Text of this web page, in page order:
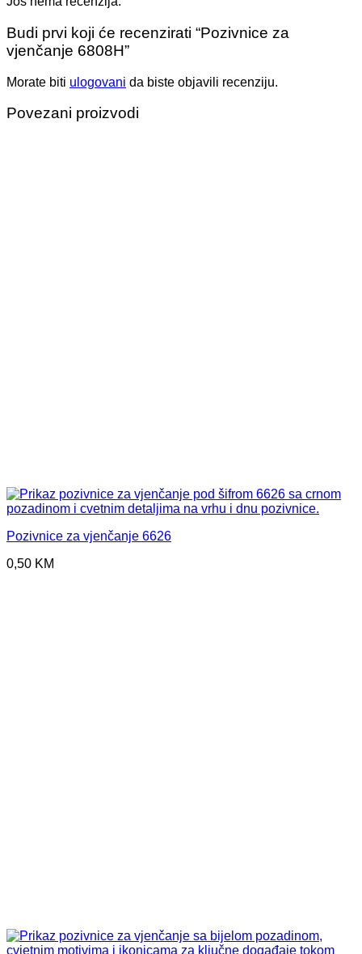
Budi prvi koji će recenzirati “Pozivnice za
vjenčanje 6808H”
Morate biti ulogovani da biste objavili recenziju.
Povezani proizvodi
Pozivnice za vjenčanje 6626
0,50 KM